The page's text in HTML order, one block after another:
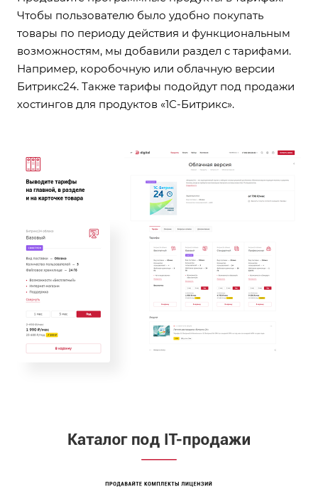
Чтобы пользователю было удобно покупать
товары по периоду действия и функциональным
возможностям, мы добавили раздел с тарифами.
Например, коробочную или облачную версии
Битрикс24. Также тарифы подойдут под продажи
хостингов для продуктов «1С-Битрикс».